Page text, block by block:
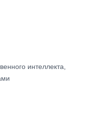
и простым, Metaschool
для создания
интеллекта,